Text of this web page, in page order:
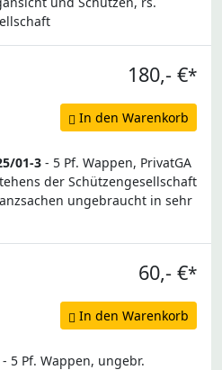
180,- €*
In den Warenkorb
01-3 - 5 Pf. Wappen, PrivatGA
der Schützengesellschaft
ungebraucht in sehr
60,- €*
In den Warenkorb
- 5 Pf. Wappen, ungebr.